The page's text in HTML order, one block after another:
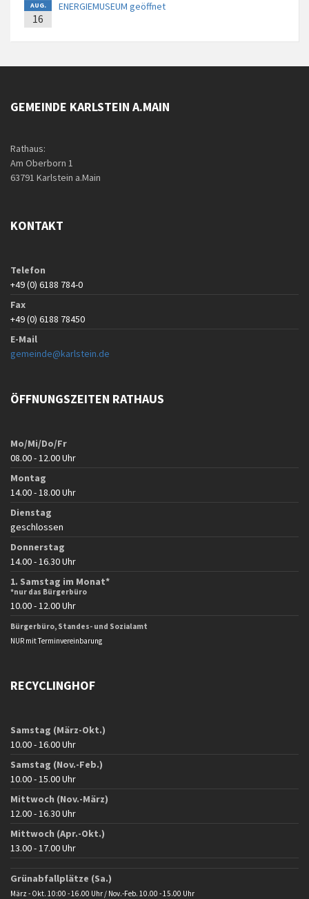
AUG.
16
ENERGIEMUSEUM geöffnet
GEMEINDE KARLSTEIN A.MAIN
Rathaus:
Am Oberborn 1
63791 Karlstein a.Main
KONTAKT
Telefon
+49 (0) 6188 784-0
Fax
+49 (0) 6188 78450
E-Mail
gemeinde@karlstein.de
ÖFFNUNGSZEITEN RATHAUS
Mo/Mi/Do/Fr
08.00 - 12.00 Uhr
Montag
14.00 - 18.00 Uhr
Dienstag
geschlossen
Donnerstag
14.00 - 16.30 Uhr
1. Samstag im Monat*
*nur das Bürgerbüro
10.00 - 12.00 Uhr
Bürgerbüro, Standes- und Sozialamt
NUR mit Terminvereinbarung
RECYCLINGHOF
Samstag (März-Okt.)
10.00 - 16.00 Uhr
Samstag (Nov.-Feb.)
10.00 - 15.00 Uhr
Mittwoch (Nov.-März)
12.00 - 16.30 Uhr
Mittwoch (Apr.-Okt.)
13.00 - 17.00 Uhr
Grünabfallplätze (Sa.)
März - Okt. 10:00 - 16.00 Uhr / Nov.-Feb. 10.00 - 15.00 Uhr